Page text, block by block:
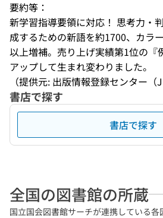
要約等：
新学習指導要領に対応！ 思考力・
成するための新語を約1700、カラ
以上増補。売り上げ実績第1位の『
アップして生まれ変わりました。
（提供元: 出版情報登録センター（
書店で探す
書店で探す
全国の図書館の所蔵
国立国会図書館サーチが連携している